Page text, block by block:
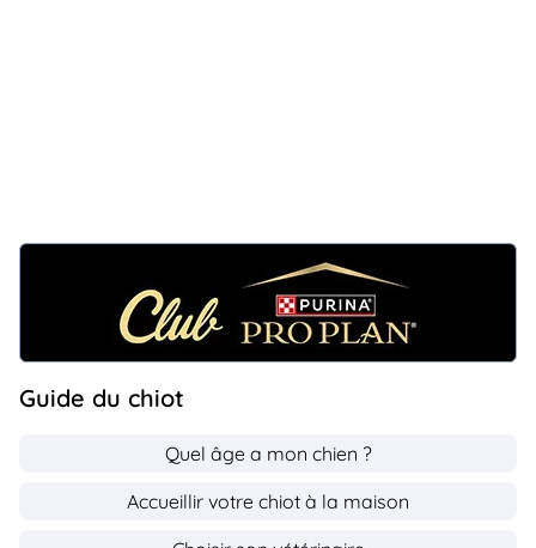
Guide du chiot
Quel âge a mon chien ?
Accueillir votre chiot à la maison